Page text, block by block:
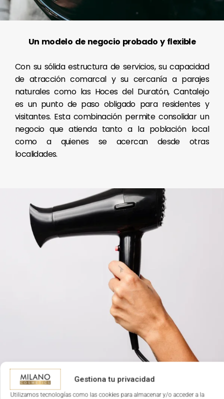
Gestiona tu privacidad
Utilizamos tecnologías como las cookies para almacenar y/o acceder a la
Un modelo de negocio probado y flexible
Con su sólida estructura de servicios, su capacidad
de atracción comarcal y su cercanía a parajes
naturales como las Hoces del Duratón, Cantalejo
es un punto de paso obligado para residentes y
visitantes. Esta combinación permite consolidar un
negocio que atienda tanto a la población local
como a quienes se acercan desde otras
localidades.
Sistema de negocio integral 360º